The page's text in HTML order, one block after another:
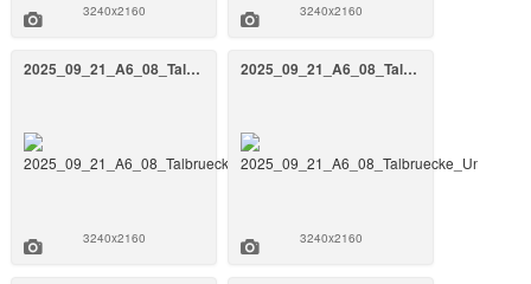
3240x2160 3240x2160
2025_09_21_A6_08_Talbruecke_Unterrieden_BW_808a_September_2025_12_FrankenAir.jpg
3240x2160
2025_09_21_A6_08_Talbruecke_Unterrieden_BW_808a_September_2025_11_FrankenAir.jpg
3240x2160